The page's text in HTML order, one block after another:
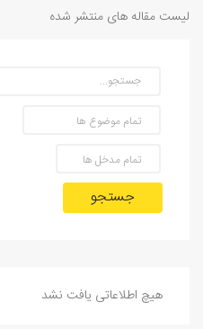
لیست مقاله های منتشر شده
جستجو
هیچ اطلاعاتی یافت نشد